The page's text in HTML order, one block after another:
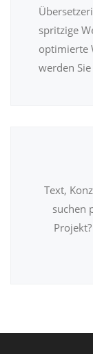
spritzige
optimierte
werden
Text,
suchen